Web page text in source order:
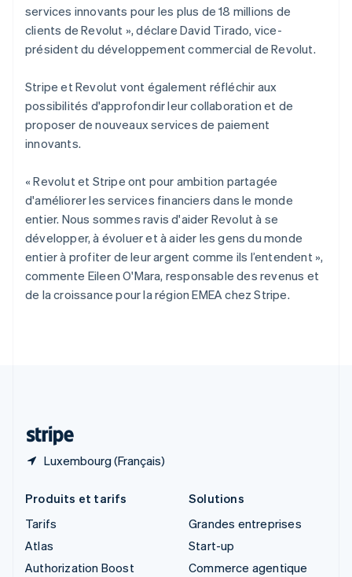
services innovants pour les plus de 18 millions de
clients de Revolut », déclare David Tirado, vice-
président du développement commercial de Revolut.
Stripe et Revolut vont également réfléchir aux
possibilités d'approfondir leur collaboration et de
proposer de nouveaux services de paiement
innovants.
« Revolut et Stripe ont pour ambition partagée
d'améliorer les services financiers dans le monde
entier. Nous sommes ravis d'aider Revolut à se
développer, à évoluer et à aider les gens du monde
entier à profiter de leur argent comme ils l’entendent »,
commente Eileen O'Mara, responsable des revenus et
de la croissance pour la région EMEA chez Stripe.
Luxembourg (Français)
English
Pays-Bas
Nederlands English
Pologne
Portugal
PortuguêsEnglish
R.A.S. de Hong Kong, Chine
English
Roumanie
English
Royaume-Uni
English
Singapour
English 简体中文
Slovaquie
English
Produits et tarifs
Tarifs
Atlas
Authorization Boost
Solutions
Grandes entreprises
Start-up
Commerce agentique